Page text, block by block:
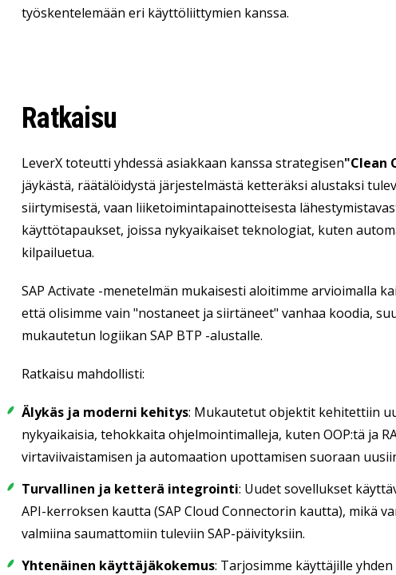
työskentelemään eri käyttöliittymien kanssa.
Ratkaisu
LeverX toteutti yhdessä asiakkaan kanssa strategisen"Clean
jäykästä, räätälöidystä järjestelmästä ketteräksi alustaksi
siirtymisestä, vaan liiketoimintapainotteisesta
käyttötapaukset, joissa nykyaikaiset teknologiat, kuten
kilpailuetua.
SAP Activate -menetelmän mukaisesti aloitimme arvioimalla
että olisimme vain "nostaneet ja siirtäneet" vanhaa koodia,
mukautetun logiikan SAP BTP -alustalle.
Ratkaisu mahdollisti:
Älykäs ja moderni kehitys: Mukautetut objektit kehitettiin
nykyaikaisia, tehokkaita ohjelmointimalleja, kuten OOP:tä ja
virtaviivaistamisen ja automaation upottamisen suoraan
Turvallinen ja ketterä integrointi: Uudet sovellukset
API-kerroksen kautta (SAP Cloud Connectorin kautta), mikä
valmiina saumattomiin tuleviin SAP-päivityksiin.
Yhtenäinen käyttäjäkokemus: Tarjosimme käyttäjille